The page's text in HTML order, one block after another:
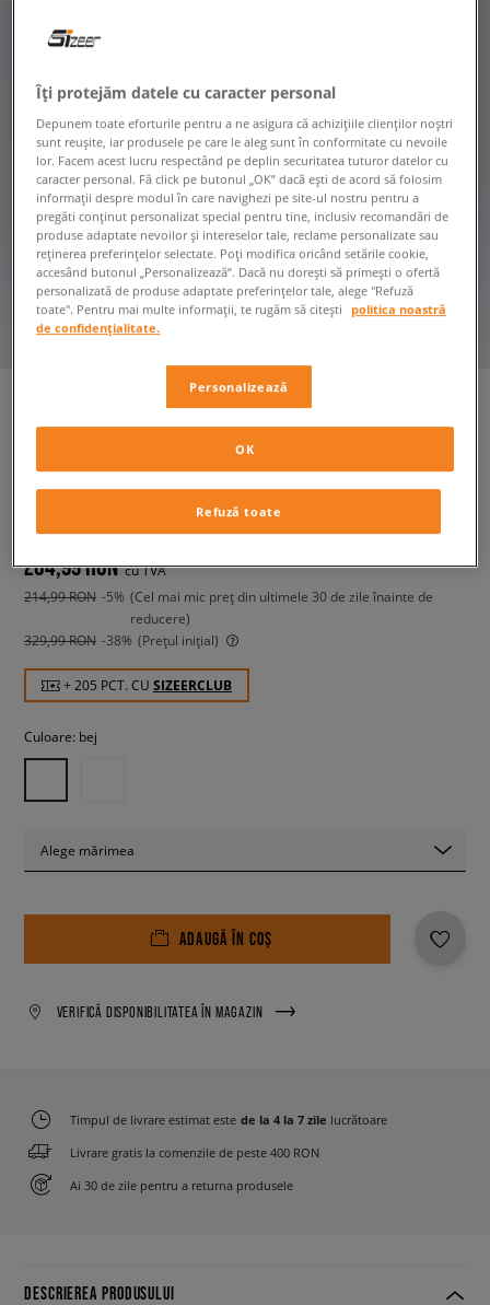
FLC OH PANT
femei, pantaloni
204,99 RON cu TVA
214,99 RON -5% (Cel mai mic preț din ultimele 30 de zile înainte de
reducere)
329,99 RON -38% (Prețul inițial)
+ 205 PCT. CU SIZEERCLUB
Culoare: bej
Alege mărimea
ADAUGĂ ÎN COȘ
VERIFICĂ DISPONIBILITATEA ÎN MAGAZIN
Timpul de livrare estimat este de la 4 la 7 zile lucrătoare
Livrare gratis la comenzile de peste 400 RON
Ai 30 de zile pentru a returna produsele
DESCRIEREA PRODUSULUI
Îți protejăm datele cu caracter personal
Depunem toate eforturile pentru a ne asigura că achizițiile clienților noștri
sunt reușite, iar produsele pe care le aleg sunt în conformitate cu nevoile
lor. Facem acest lucru respectând pe deplin securitatea tuturor datelor cu
caracter personal. Fă click pe butonul „OK” dacă ești de acord să folosim
informații despre modul în care navighezi pe site-ul nostru pentru a
pregăti conținut personalizat special pentru tine, inclusiv recomandări de
produse adaptate nevoilor și intereselor tale, reclame personalizate sau
reținerea preferințelor selectate. Poți modifica oricând setările cookie,
accesând butonul „Personalizează”. Dacă nu dorești să primești o ofertă
personalizată de produse adaptate preferințelor tale, alege "Refuză
toate". Pentru mai multe informații, te rugăm să citești
politica noastră
de confidențialitate.
Personalizează
Refuză toate
OK